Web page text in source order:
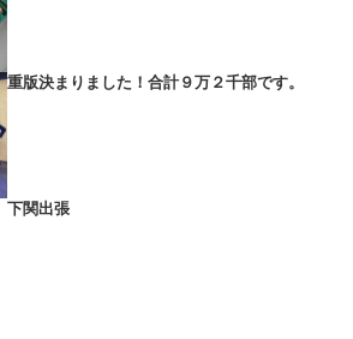
重版決まりました！合計９万２千部です。
下関出張